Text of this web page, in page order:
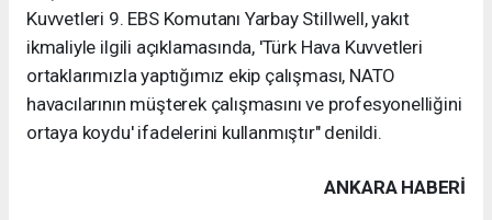
Kuvvetleri 9. EBS Komutanı Yarbay Stillwell, yakıt
ikmaliyle ilgili açıklamasında, 'Türk Hava Kuvvetleri
ortaklarımızla yaptığımız ekip çalışması, NATO
havacılarının müşterek çalışmasını ve profesyonelliğini
ortaya koydu' ifadelerini kullanmıştır" denildi.
ANKARA HABERİ